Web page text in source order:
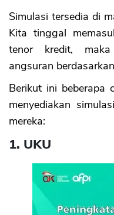
Simulasi tersedia di
Kita tinggal
tenor kredit,
angsuran
Berikut ini beberapa
menyediakan
mereka:
1. UKU